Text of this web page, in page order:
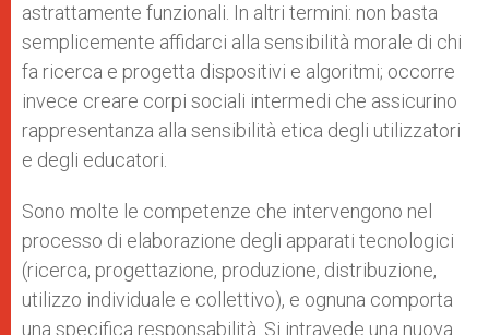
astrattamente funzionali. In altri termini: non basta
semplicemente affidarci alla sensibilità morale di chi
fa ricerca e progetta dispositivi e algoritmi; occorre
invece creare corpi sociali intermedi che assicurino
rappresentanza alla sensibilità etica degli utilizzatori
e degli educatori.
Sono molte le competenze che intervengono nel
processo di elaborazione degli apparati tecnologici
(ricerca, progettazione, produzione, distribuzione,
utilizzo individuale e collettivo), e ognuna comporta
una specifica responsabilità. Si intravede una nuova